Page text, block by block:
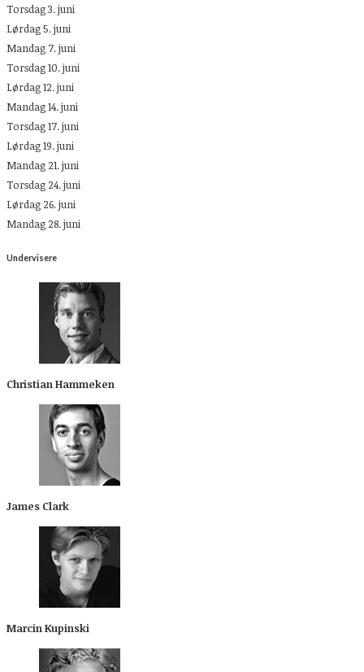
Torsdag 3. juni
Lørdag 5. juni
Mandag 7. juni
Torsdag 10. juni
Lørdag 12. juni
Mandag 14. juni
Torsdag 17. juni
Lørdag 19. juni
Mandag 21. juni
Torsdag 24. juni
Lørdag 26. juni
Mandag 28. juni
Undervisere
Christian Hammeken
James Clark
Marcin Kupinski